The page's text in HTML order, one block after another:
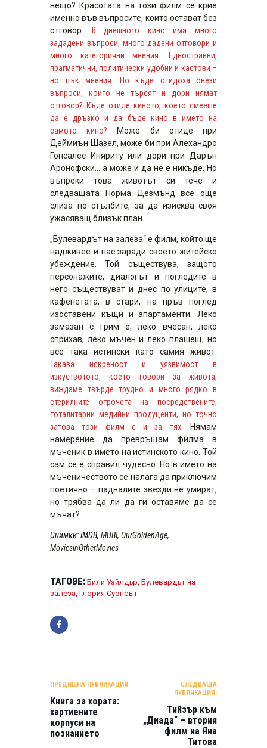
нещо? Красотата на този филм се крие
именно във въпросите, които остават без
отговор.
В днешното кино има много
зададени въпроси, много дадени отговори и
много категорични мнения. Едностранни,
прагматични, политически удобни и кастови –
но пък мнения. Но къде отидоха онези
въпроси, които не търсят и дори нямат
отговор? Къде отиде киното, което смееше
да е дръзко и да бъде кино в името на
самото кино? Може би отиде при
Деймиън Шазел, може би при Алехандро
Гонсалес Иняриту или дори при Дарън
Аронофски… а може и да не е никъде. Но
въпреки това животът си тече и
следващата Норма Дезмънд все още
слиза по стълбите, за да изисква своя
ужасяващ близък план.
„Булевардът на залеза“ е филм, който ще
надживее и нас заради своето житейско
убеждение. Той съществува, защото
персонажите, диалогът и погледите в
него съществуват и днес по улиците, в
кафенетата, в стари, на пръв поглед
изоставени къщи и апартаменти. Леко
замазан с грим е, леко вчесан, леко
сприхав, леко мъчен и леко плашещ, но
все така истински като самия живот.
Такава искреност и уязвимост в
изкуствотото, което говори за живота,
виждаме твърде трудно и много рядко в
стерилните отрочета на посредствените,
тоталитарни медийни продуценти, но точно
затова този филм е и за тях.
Нямам
намерение да превръщам филма в
мъченик в името на истинското кино. Той
сам се е справил чудесно. Но в името на
мъченичеството се налага да приключим
поетично – падналите звезди не умират,
но трябва да ли да ги оставяме да се
мъчат?
Снимки:IMDB, MUBI, OurGoldenAge,
MoviesinOtherMovies
ТАГОВЕ: Били Уайлдър, Булевардът на
залеза, Глория Суонсън
ПРЕДИШНА ПУБЛИКАЦИЯ
Книга за хората:
хартиените
корпуси на
познанието
СЛЕДВАЩА
ПУБЛИКАЦИЯ:
Тийзър към
„Диада“ – втория
филм на Яна
Титова